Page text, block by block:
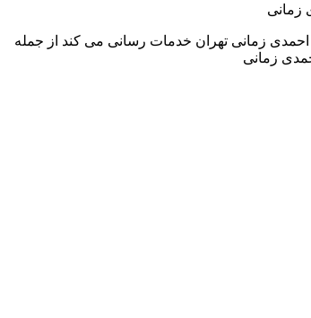
زمانی
زمانی تهران خدمات رسانی می کند از جمله
زمانی